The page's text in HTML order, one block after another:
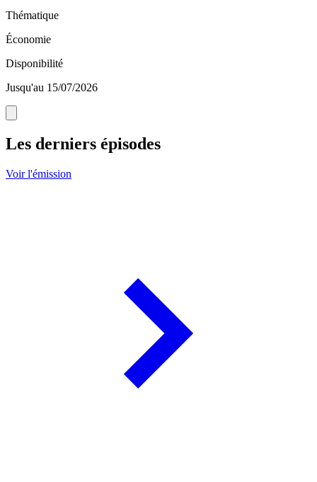
Thématique
Économie
Disponibilité
Jusqu'au 15/07/2026
Les derniers épisodes
Voir l'émission